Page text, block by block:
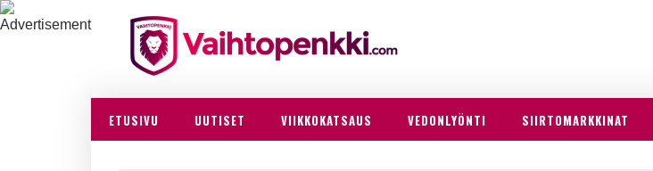
ETUSIVU UUTISET VIIKKOKATSAUS VEDONLYÖNTI SIIRTOMARKKINAT